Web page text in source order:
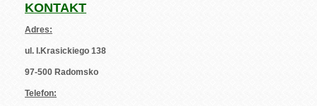
KONTAKT
Adres:
ul. I.Krasickiego 138
97-500 Radomsko
Telefon: